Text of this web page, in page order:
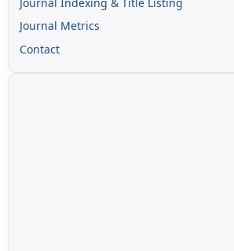
Journal Metrics
Contact